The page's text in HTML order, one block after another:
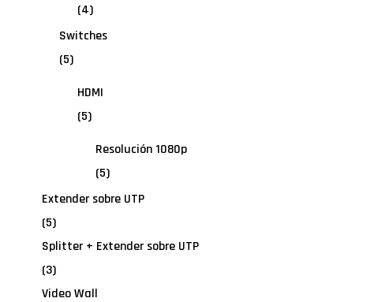
(4)
Switches
(5)
HDMI
(5)
Resolución 1080p
(5)
Extender sobre UTP
(5)
Splitter + Extender sobre UTP
(3)
Video Wall